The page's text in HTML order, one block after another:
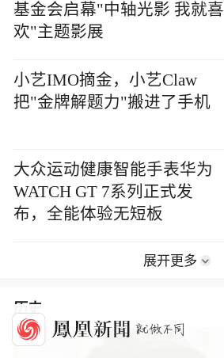
基金会启幕"中轴光影 我就喜
欢"主题影展
小艺IMO摘金，小艺Claw
把"金牌解题力"搬进了手机
大众运动健康智能手表华为
WATCH GT 7系列正式发
布，全能体验无短板
展开更多
历史